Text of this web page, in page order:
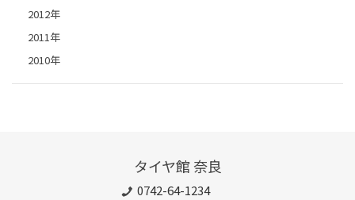
2012年
2011年
2010年
タイヤ館 奈良
0742-64-1234